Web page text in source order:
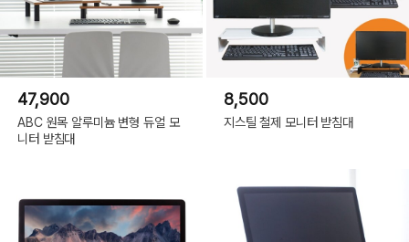
47,900
ABC 원목 알루미늄 변형 듀얼 모
니터 받침대
8,500
지스틸 철제 모니터 받침대